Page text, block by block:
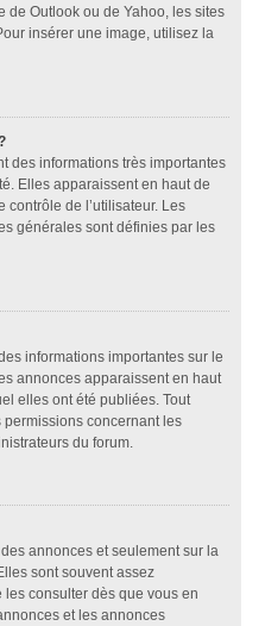
de Outlook ou de Yahoo, les sites
insérer une image, utilisez la
des informations très importantes
Elles apparaissent en haut de
de l’utilisateur. Les
générales sont définies par les
informations importantes sur le
annonces apparaissent en haut
elles ont été publiées. Tout
concernant les
du forum.
annonces et seulement sur la
sont souvent assez
consulter dès que vous en
et les annonces